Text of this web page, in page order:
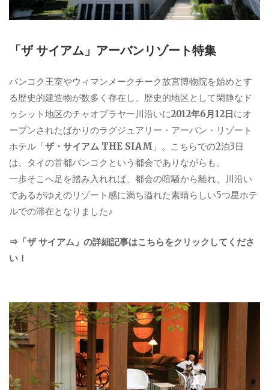
「ザ サイアム」アーバンリゾート特集
バンコク王室やウィマンメークチーク故宮博物院を始めとす
る歴史的建造物が数多く存在し、歴史的地区として閑静なド
ゥシット地区のチャオプラヤー川沿いに2012年6月12日にオ
ープンされたばかりのラグジュアリー・アーバン・リゾート
ホテル「ザ・サイアム THE SIAM 」。こちらでの2泊3日
は、タイの首都バンコクという都会でありながらも、
一歩そこへ足を踏み入れれば、都会の喧騒から離れ、川沿い
であるがゆえのリゾート感に満ち溢れた素晴らしい5つ星ホテ
ルでの滞在となりました♪
⇒「ザ サイアム」の詳細記事はこちらをクリックしてくださ
い！